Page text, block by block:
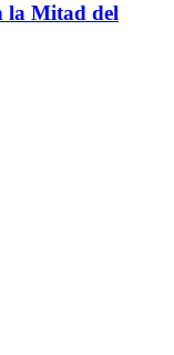
la Mitad del